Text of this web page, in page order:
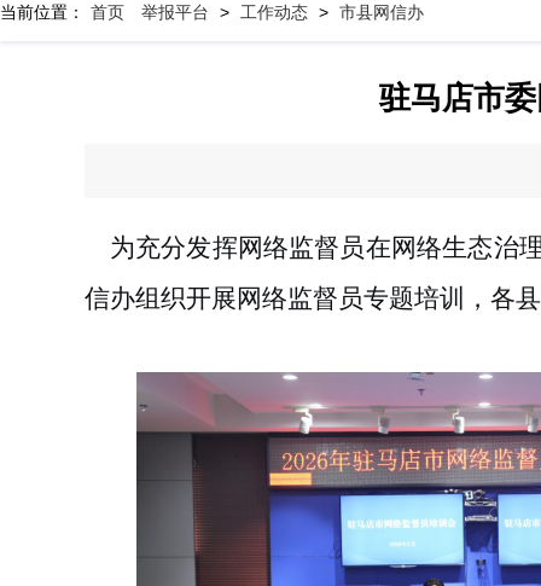
当前位置： 首页 举报平台 > 工作动态 > 市县网信办
驻马店市
为充分发挥网络监督员在网络生态治
信办组织开展网络监督员专题培训，各